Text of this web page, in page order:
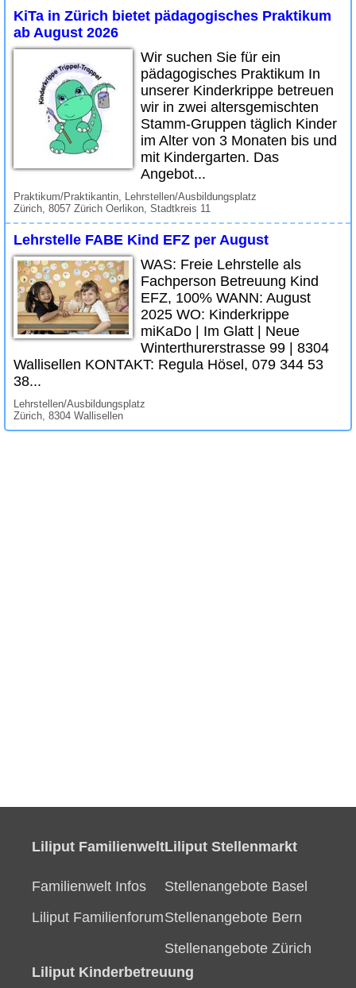
KiTa in Zürich bietet pädagogisches Praktikum
ab August 2026
Wir suchen Sie für ein
pädagogisches Praktikum In
unserer Kinderkrippe betreuen
wir in zwei altersgemischten
Stamm-Gruppen täglich Kinder
im Alter von 3 Monaten bis und
mit Kindergarten. Das
Angebot...
Praktikum/Praktikantin, Lehrstellen/Ausbildungsplatz
Zürich, 8057 Zürich Oerlikon, Stadtkreis 11
Lehrstelle FABE Kind EFZ per August
WAS: Freie Lehrstelle als
Fachperson Betreuung Kind
EFZ, 100% WANN: August
2025 WO: Kinderkrippe
miKaDo | Im Glatt | Neue
Winterthurerstrasse 99 | 8304
Wallisellen KONTAKT: Regula Hösel, 079 344 53
38...
Lehrstellen/Ausbildungsplatz
Zürich, 8304 Wallisellen
Liliput Familienwelt
Familienwelt Infos
Liliput Familienforum
Liliput Stellenmarkt
Stellenangebote Basel
Stellenangebote Bern
Stellenangebote Zürich
Liliput Kinderbetreuung